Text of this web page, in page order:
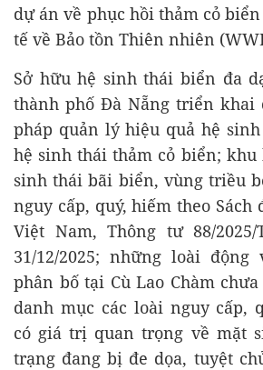
dự án về phục hồi thảm cỏ biển
tế về Bảo tồn Thiên nhiên
Sở hữu hệ sinh thái biển đa
thành phố Đà Nẵng triển khai
pháp quản lý hiệu quả hệ
hệ sinh thái thảm cỏ biển; khu
sinh thái bãi biển, vùng triều
nguy cấp, quý, hiếm theo Sách
Việt Nam, Thông tư 88/2025/
31/12/2025; những loài
phân bố tại Cù Lao Chàm
danh mục các loài nguy cấp,
có giá trị quan trọng về mặt
trạng đang bị đe dọa, tuyệt